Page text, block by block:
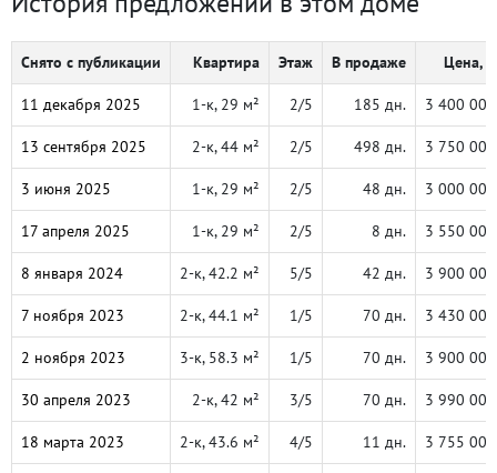
Снято с публикации Квартира Этаж В продаже Цена, ₽
11 декабря 2025 1-к, 29 м² 2/5 185 дн. 3 400 000
13 сентября 2025 2-к, 44 м² 2/5 498 дн. 3 750 000
3 июня 2025 1-к, 29 м² 2/5 48 дн. 3 000 000
17 апреля 2025 1-к, 29 м² 2/5 8 дн. 3 550 000
8 января 2024 2-к, 42.2 м² 5/5 42 дн. 3 900 000
7 ноября 2023 2-к, 44.1 м² 1/5 70 дн. 3 430 000
2 ноября 2023 3-к, 58.3 м² 1/5 70 дн. 3 900 000
30 апреля 2023 2-к, 42 м² 3/5 70 дн. 3 990 000
18 марта 2023 2-к, 43.6 м² 4/5 11 дн. 3 755 000